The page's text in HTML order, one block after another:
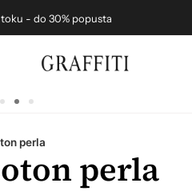
- do 30% popusta
perla
perla